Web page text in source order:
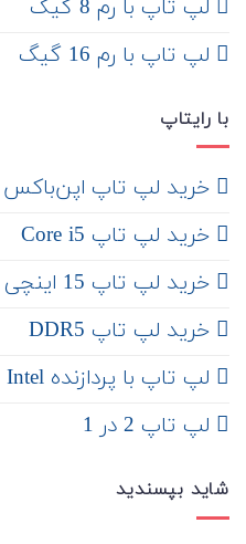
لپ تاپ با رم 8 گیگ
لپ تاپ با رم 16 گیگ
با رایتاپ
‌ خرید لپ تاپ اپن‌باکس
خرید لپ تاپ Core i5
‌‌ خرید لپ تاپ 15 اینچی
خرید لپ تاپ DDR5
لپ تاپ با پردازنده Intel
لپ تاپ 2 در 1
شاید بپسندید